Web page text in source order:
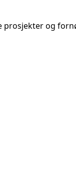
prosjekter og